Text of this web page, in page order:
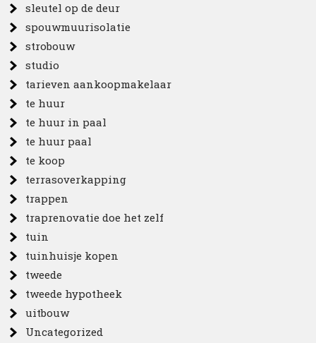
sleutel op de deur
spouwmuurisolatie
strobouw
studio
tarieven aankoopmakelaar
te huur
te huur in paal
te huur paal
te koop
terrasoverkapping
trappen
traprenovatie doe het zelf
tuin
tuinhuisje kopen
tweede
tweede hypotheek
uitbouw
Uncategorized